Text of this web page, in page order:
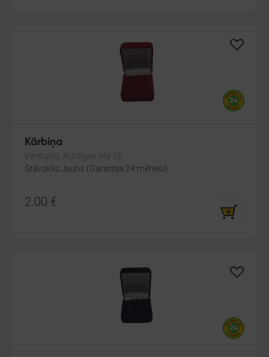
Kārbiņa
Ventspils, Kuldīgas iela 26
Stāvoklis Jauns (Garantija 24 mēneši)
2.00 €